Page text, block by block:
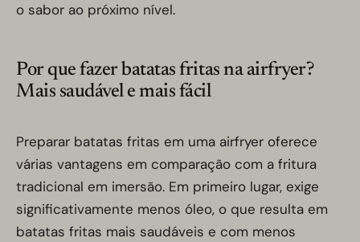
o sabor ao próximo nível.
Por que fazer batatas fritas na airfryer?
Mais saudável e mais fácil
Preparar batatas fritas em uma airfryer oferece
várias vantagens em comparação com a fritura
tradicional em imersão. Em primeiro lugar, exige
significativamente menos óleo, o que resulta em
batatas fritas mais saudáveis e com menos